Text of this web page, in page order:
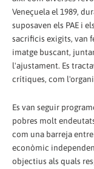
Veneçuela el 1989,
suposaven els PAE i
sacrificis exigits, van
imatge buscant,
l'ajustament. Es
crítiques, com
Es van seguir
pobres molt
com una barreja
econòmic
objectius als quals